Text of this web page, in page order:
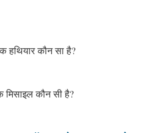
हथियार कौन सा है?
कौन सी है?